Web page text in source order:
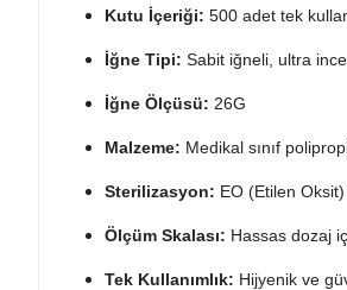
Kutu İçeriği: 500 adet tek
İğne Tipi: Sabit iğneli, ultra
İğne Ölçüsü: 26G
Malzeme: Medikal sınıf
Sterilizasyon: EO (Etilen
Ölçüm Skalası: Hassas dozaj
Tek Kullanımlık: Hijyenik ve